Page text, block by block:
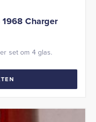
Charger
set om 4 glas.